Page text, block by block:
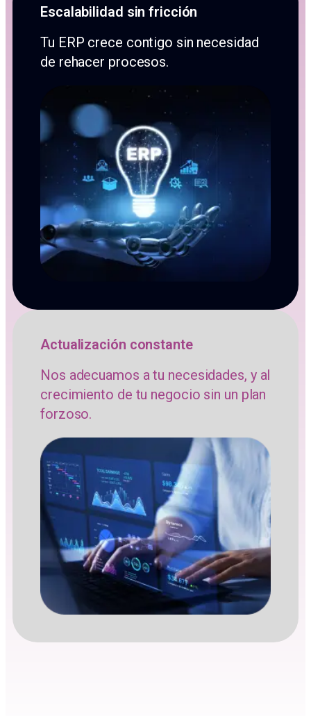
Escalabilidad sin fricción
Tu ERP crece contigo sin necesidad
de rehacer procesos.
Actualización constante
Nos adecuamos a tu necesidades, y al
crecimiento de tu negocio sin un plan
forzoso.